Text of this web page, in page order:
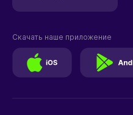
Скачать наше приложение